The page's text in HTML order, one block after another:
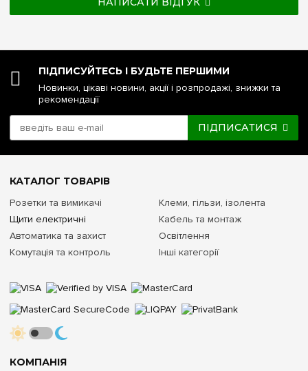
ПІДПИСУЙТЕСЬ І БУДЬТЕ ПЕРШИМИ
Новинки, цікаві новини, акції і розпродажі, знижки та
рекомендації
ПІДПИСАТИСЯ
КОМПАНІЯ
КАТАЛОГ ТОВАРІВ
Розетки та вимикачі
Щити електричні
Автоматика та захист
Комутація та контроль
Клеми, гільзи, ізолента
Кабель та монтаж
Освітлення
Інші категорії